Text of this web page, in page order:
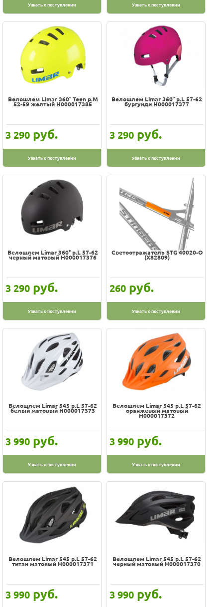
Узнать о поступлении Узнать о поступлении
Велошлем Limar 360° Teen р.M
52-59 желтый H000017385
3 290 руб.
Узнать о поступлении
Велошлем Limar 360° р.L 57-62
бургунди H000017377
3 290 руб.
Узнать о поступлении
Велошлем Limar 360° р.L 57-62
черный матовый H000017376
3 290 руб.
Узнать о поступлении
Светоотражатель STG 40020-O
(Х82809)
260 руб.
Узнать о поступлении
Велошлем Limar 545 р.L 57-62
белый матовый H000017373
3 990 руб.
Узнать о поступлении
Велошлем Limar 545 р.L 57-62
оранжевый матовый
H000017372
3 990 руб.
Узнать о поступлении
Велошлем Limar 545 р.L 57-62
титан матовый H000017371
3 990 руб.
Велошлем Limar 545 р.L 57-62
черный матовый H000017370
3 990 руб.